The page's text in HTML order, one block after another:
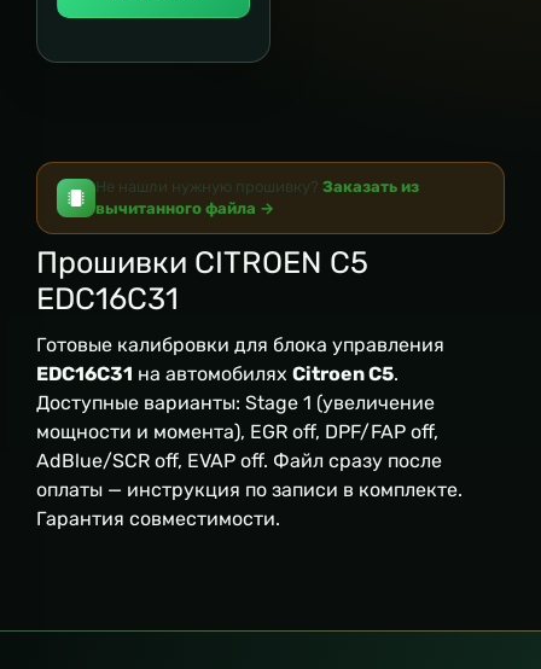
Не нашли нужную прошивку? Заказать из
вычитанного файла →
Прошивки CITROEN C5
EDC16C31
Готовые калибровки для блока управления
EDC16C31 на автомобилях Citroen C5.
Доступные варианты: Stage 1 (увеличение
мощности и момента), EGR off, DPF/FAP off,
AdBlue/SCR off, EVAP off. Файл сразу после
оплаты — инструкция по записи в комплекте.
Гарантия совместимости.